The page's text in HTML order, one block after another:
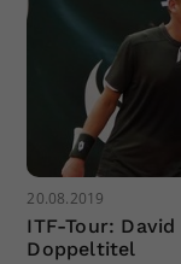
20.08.2019
ITF-Tour:
Doppeltitel